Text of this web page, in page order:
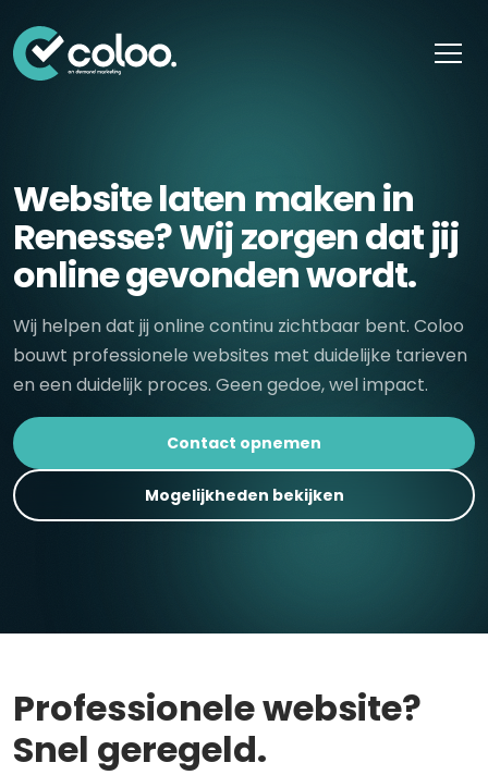
Website laten maken in
Renesse? Wij zorgen dat jij
online gevonden wordt.
Wij helpen dat jij online continu zichtbaar bent. Coloo
bouwt professionele websites met duidelijke tarieven
en een duidelijk proces. Geen gedoe, wel impact.
Contact opnemen
Mogelijkheden bekijken
Professionele website?
Snel geregeld.